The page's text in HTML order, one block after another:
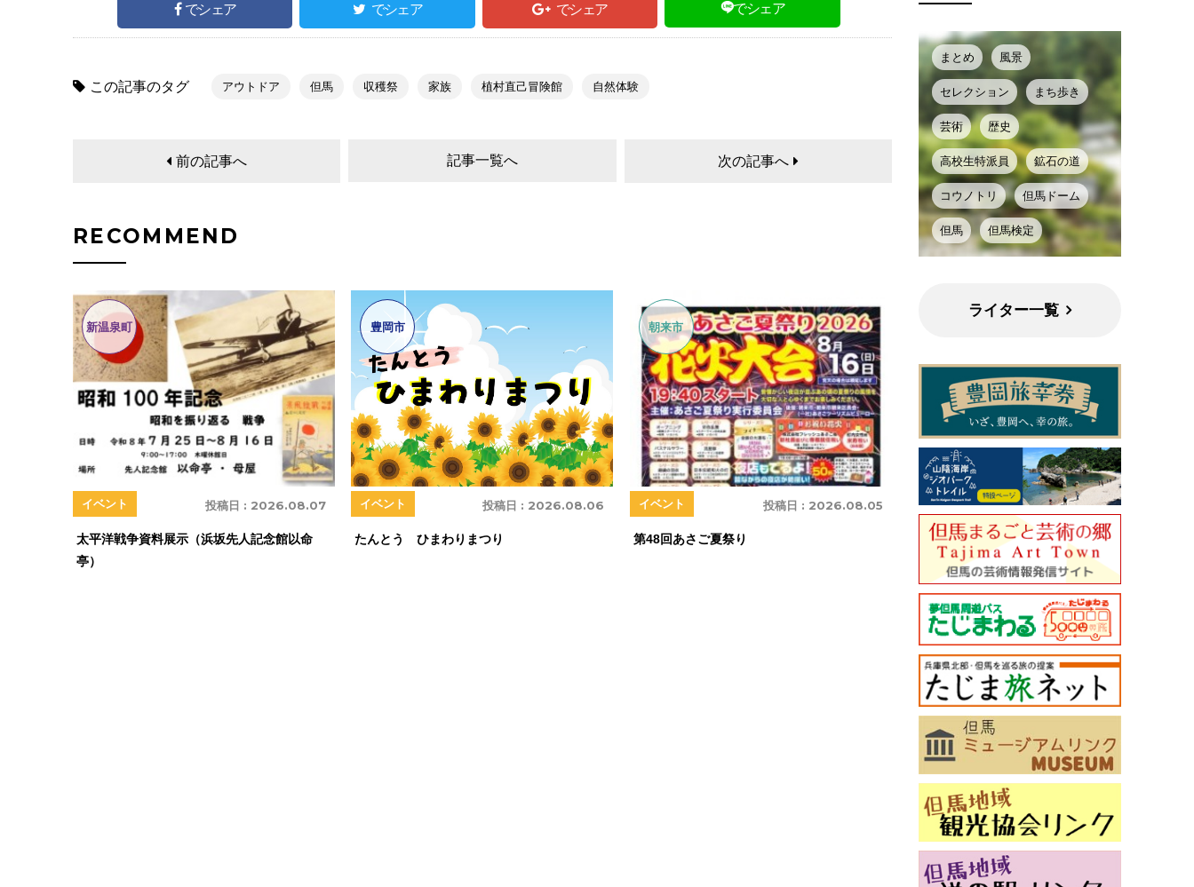
でシェア でシェア でシェア でシェア
この記事のタグ アウトドア 但馬 収穫祭 家族 植村直己冒険館 自然体験
前の記事へ 記事一覧へ 次の記事へ
RECOMMEND
新温泉町
投稿日 : 2026.08.07
イベント
太平洋戦争資料展示（浜坂先人記念館以命
亭）
豊岡市
投稿日 : 2026.08.06
イベント
たんとう ひまわりまつり
朝来市
投稿日 : 2026.08.05
イベント
第48回あさご夏祭り
まとめ 風景
セレクション まち歩き
芸術 歴史
高校生特派員 鉱石の道
コウノトリ 但馬ドーム
但馬 但馬検定
ライター一覧